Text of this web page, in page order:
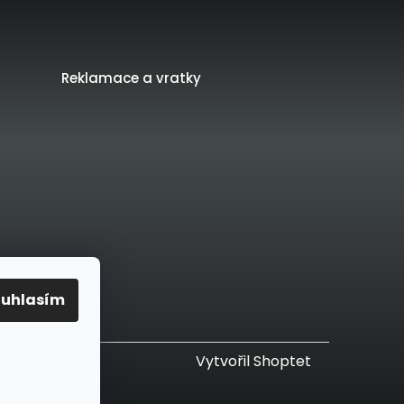
Reklamace a vratky
Vytvořil Shoptet